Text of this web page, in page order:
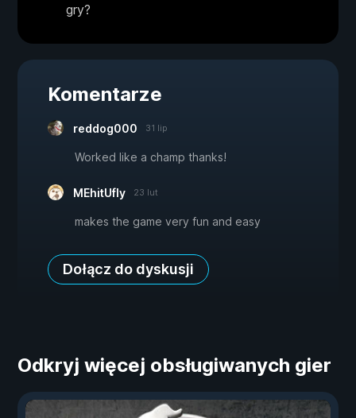
gry?
Komentarze
reddog000 31 lip
Worked like a champ thanks!
MEhitUfly 23 lut
makes the game very fun and easy
Dołącz do dyskusji
Odkryj więcej obsługiwanych gier